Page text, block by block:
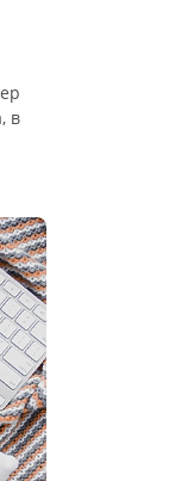
в